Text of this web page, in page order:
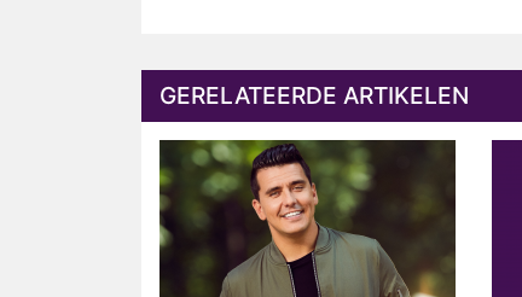
GERELATEERDE ARTIKELEN